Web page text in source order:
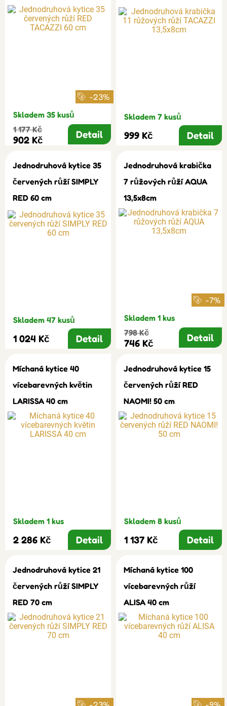
-23%
Skladem 35 kusů
1 177 Kč
902 Kč Detail
Skladem 7 kusů
999 Kč Detail
Jednodruhová kytice 35
červených růží SIMPLY
RED 60 cm
Skladem 47 kusů
1 024 Kč Detail
Jednodruhová krabička
7 růžových růží AQUA
13,5x8cm
-7%
Skladem 1 kus
798 Kč
746 Kč Detail
Míchaná kytice 40
vícebarevných květin
LARISSA 40 cm
Skladem 1 kus
2 286 Kč Detail
Jednodruhová kytice 15
červených růží RED
NAOMI! 50 cm
Skladem 8 kusů
1 137 Kč Detail
Jednodruhová kytice 21
červených růží SIMPLY
RED 70 cm
Míchaná kytice 100
vícebarevných růží
ALISA 40 cm